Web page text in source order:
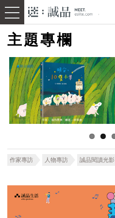
主題專欄
作家專訪 人物專訪 誠品閱讀光影